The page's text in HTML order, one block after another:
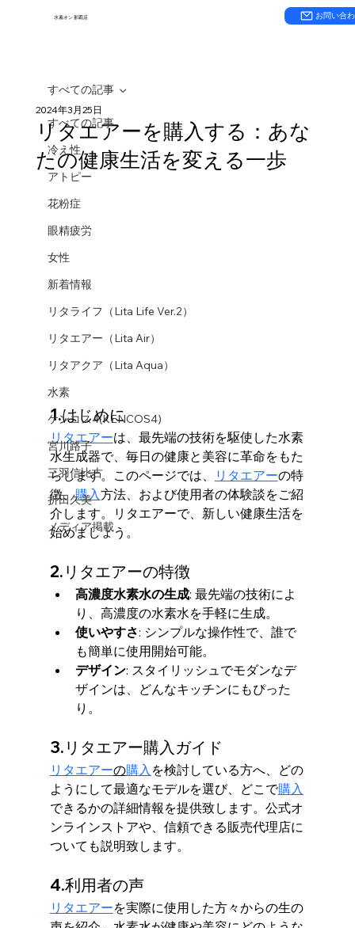
水素オン 那覇店 お問い合
すべての記事
冷え性
アトピー
花粉症
眼精疲労
女性
新着情報
リタライフ（Lita Life Ver.2）
リタエアー（Lita Air）
リタアクア（Lita Aqua）
水素
ケンコス4(KENCOS4)
宮川路子
三羽信比古
折田久美
メディア掲載
すべての記事
リタエアーを購入する：あな
たの健康生活を変える一歩
2024年3月25日
1.はじめに
リタエアーは、最先端の技術を駆使した水素
水生成器で、毎日の健康と美容に革命をもた
らします。このページでは、
リタエアーの特
徴、購入方法、および使用者の体験談をご紹
介します。リタエアーで、新しい健康生活を
始めましょう。
2.リタエアーの特徴
高濃度水素水の生成: 最先端の技術によ
り、高濃度の水素水を手軽に生成。
使いやすさ: シンプルな操作性で、誰で
も簡単に使用開始可能。
デザイン: スタイリッシュでモダンなデ
ザインは、どんなキッチンにもぴった
り。
3.リタエアー購入ガイド
リタエアーの購入 を検討している方へ、どの
ようにして最適なモデルを選び、どこで購入
できるかの詳細情報を提供致します。公式オ
ンラインストアや、信頼できる販売代理店に
ついても説明致します。
4.利用者の声
リタエアーを実際に使用した方々からの生の